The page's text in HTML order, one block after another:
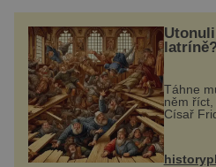
Táhne
něm říct,
Císař
posílá
Jindřicha